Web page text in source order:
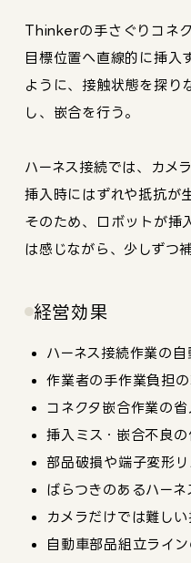
Thinkerの手さぐりコネ
目標位置へ直線的に挿入
ように、接触状態を探り
し、嵌合を行う。
ハーネス接続では、カメ
挿入時にはずれや抵抗が
そのため、ロボットが挿
は感じながら、少しずつ
経営効果
ハーネス接続作業の自
作業者の手作業負担
コネクタ嵌合作業の省
挿入ミス・嵌合不良の
部品破損や端子変形
ばらつきのあるハー
カメラだけでは難し
自動車部品組立ライ